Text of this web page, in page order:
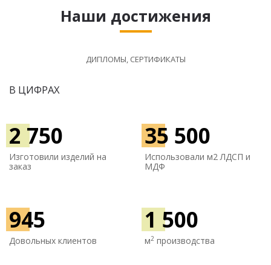
Наши достижения
ДИПЛОМЫ, СЕРТИФИКАТЫ
В ЦИФРАХ
2 750
Изготовили изделий на
заказ
35 500
Использовали м2 ЛДСП и
МДФ
945
Довольных клиентов
1 500
м2 производства